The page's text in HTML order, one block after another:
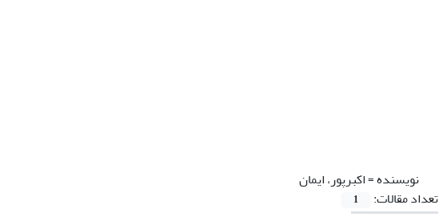
نویسنده =اکبرپور، ایمان
تعداد مقالات:
1